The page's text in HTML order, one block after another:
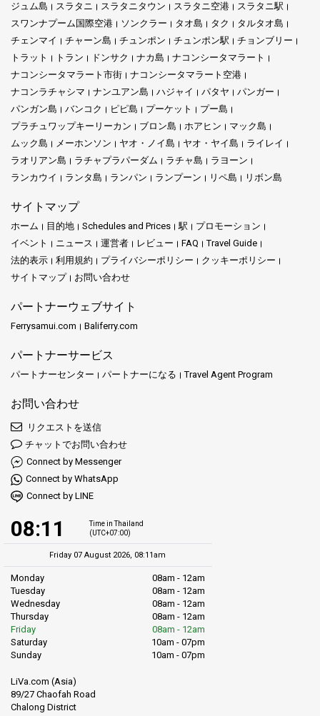
トの西海岸を一望できるパノラマビューを提供しています。こ
のエリアを探索している間に、カラフルな中葡様式の建物、活
気ある市場、そしてカフェが並ぶ文化的な宝石のようなプーケ
ットタウンの訪問をお見逃しなく。地元の歴史や雰囲気を満喫
できる素晴らしい場所です。
近くのビーチやその他の観光地
カロンの便利な立地は、プーケットの他の部分を探索するため
の素晴らしい拠点となります。 カロンビーチのほかにも、近く
にはいくつかのビーチやランドマークがあります。
カロンのすぐ北には、ナイトライフやショッピング、エンター
テイメントで有名な活気あるパトンビーチがあります。ビーチ
サイドバーでパーティーをしたり、地元の市場で買い物をした
生きとしたコントラストを提供します。
プーケットを訪れるなら、
す。壮大な石灰岩の崖や島々、エメラルドグリーンの水域で知
クなジェームズ・ボンド島や崖の間に隠れた素晴らしい洞窟を
見逃さないでください。
ワット・チャロン寺院
ャロン寺院は、訪れる価値のある精神的な目的地です。パタッ
クロードの近くに位置し、カロンから簡単にアクセスでき、島
の豊かな仏教文化を垣間見ることができます。
カロンの交通サービス
カロンからプーケットを探索するのは、私たちのピックアップ
とドロップオフサービスを使えば簡単です。カロンビーチリゾ
します。フェリー桟橋、バスステーション、プーケットタウン
やカタビーチ、カタノイビーチなどの他の人気エリアへの送迎
も行っています。私たちがあなたの旅行のニーズをケアします
ので、リラックスして休暇を楽しんでください。
信頼できるサービスで、カロンとその周辺の観光名所を楽に探
ピングを楽しんだり、カロン寺院の寺院の敷地を探索したりす
る場合でも、快適に目的地に到着するようにします。美しいプ
ーケットの一部での滞在を楽しみ、貴重な時間を最大限に活用
ジュム島
スラタニ スラタニタウン スラタニ空港
スラタニ駅
スワンナプーム国際空港
ソンクラー タオ島 タク
タルタオ島
チェンマイ
チャーン島 チュンポン チュンポン駅
チョンブリー
トラット
トラン ドンサク ナカ島
ナコンシータマラート
ナコンシータマラート市街
ナコンシータマラート空港
ナコンラチャシマ
ナンユアン島 ハジャイ パタヤ
パンガー
パンガン島
バンコク ピピ島 プーケット
プー島
プラチュワップキーリーカン
ブロン島 ホアヒン
マック島
ムック島
メーホンソン ヤオ・ノイ島 ヤオ・ヤイ島
ライレイ
ラオリアン島
ラチャプラパーダム ラチャ島
ラヨーン
ランカウイ
ランタ島 ランパン ランプーン リペ島 リボン島
サイトマップ
ホーム 目的地 Schedules and Prices 駅
プロモーション
イベント
ニュース 運営者 レビュー FAQ
Travel Guide
法的表示
利用規約 プライバシーポリシー
クッキーポリシー
サイトマップ
お問い合わせ
パートナーウェブサイト
Ferrysamui.com Baliferry.com
パートナーサービス
パートナーセンター パートナーになる Travel Agent Program
お問い合わせ
リクエストを送信
チャットでお問い合わせ
Connect by Messenger
Connect by WhatsApp
Connect by LINE
08:11
Time in Thailand
(UTC+07:00)
Friday 07 August 2026, 08:11am
Monday
08am - 12am
Tuesday
08am - 12am
Wednesday
08am - 12am
Thursday
08am - 12am
Friday
08am - 12am
Saturday
10am - 07pm
Sunday
10am - 07pm
LiVa.com (Asia)
89/27 Chaofah Road
Chalong District